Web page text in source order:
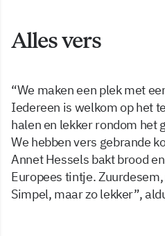
Alles vers
“We maken een plek met
Iedereen is welkom op het
halen en lekker rondom het
We hebben vers gebrande
Annet Hessels bakt brood
Europees tintje.
Simpel, maar zo lekker”,